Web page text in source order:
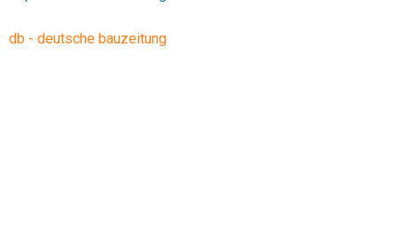
db - deutsche bauzeitung